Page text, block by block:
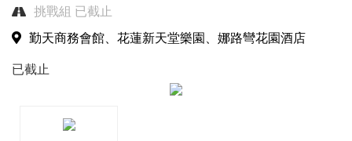
挑戰組 已截止
勤天商務會館、花蓮新天堂樂園、娜路彎花園酒店
已截止